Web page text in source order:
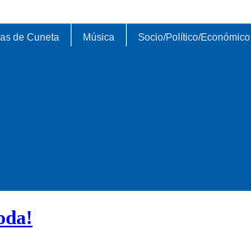
de Cuneta Música Socio/Político/Económico